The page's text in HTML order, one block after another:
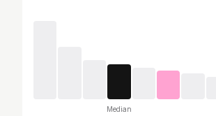
Median